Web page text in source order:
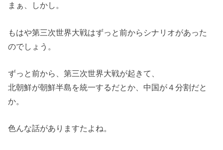
まぁ、しかし。
もはや第三次世界大戦はずっと前からシナリオがあった
のでしょう。
ずっと前から、第三次世界大戦が起きて、
北朝鮮が朝鮮半島を統一するだとか、中国が４分割だと
か。
色んな話がありますたよね。